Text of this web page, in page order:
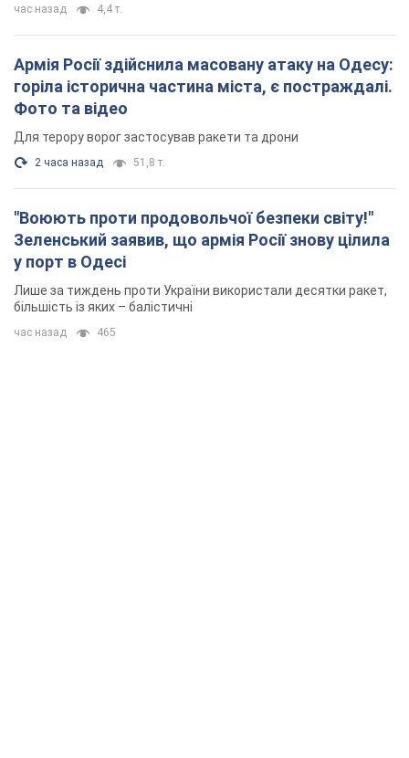
час назад 4,4 т.
Армія Росії здійснила масовану атаку на Одесу:
горіла історична частина міста, є постраждалі.
Фото та відео
Для терору ворог застосував ракети та дрони
2 часа назад 51,8 т.
"Воюють проти продовольчої безпеки світу!"
Зеленський заявив, що армія Росії знову цілила
у порт в Одесі
Лише за тиждень проти України використали десятки ракет,
більшість із яких – балістичні
час назад 465